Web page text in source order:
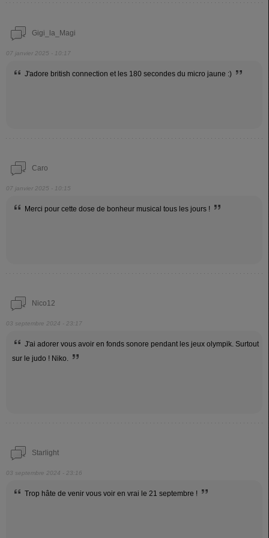
Gigi_la_Magi
07 janvier 2025 - 10:17
J'adore british connection et les 180 secondes du micro jaune :)
Caro
07 janvier 2025 - 10:15
Merci pour cette dose de bonheur musical tous les jours !
Nico12
03 septembre 2024 - 23:17
J'ai adorer vous avoir en fonds sonore pendant les jeux olympik. Surtout
sur le judo ! Niko.
Starlight
03 septembre 2024 - 23:16
Trop hâte de venir vous voir en vrai le 21 septembre !